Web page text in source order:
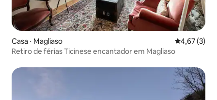
Casa ⋅ Magliaso 4,67 de
4,67 (3)
Retiro de férias Ticinese encantador em Magliaso